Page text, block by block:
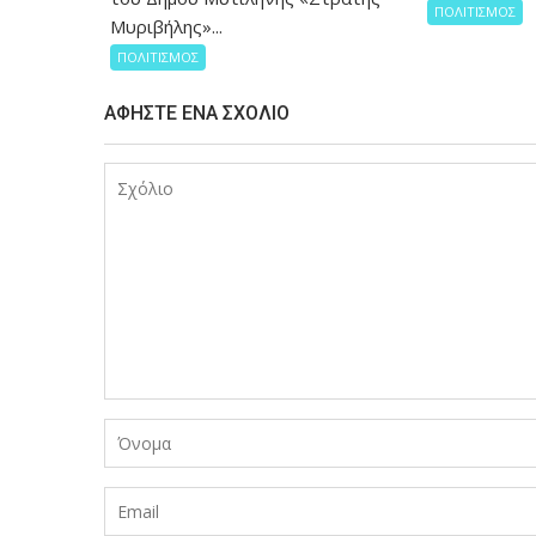
Μυριβήλης»...
ΠΟΛΙΤΙΣΜΟΣ
ΠΟΛΙΤΙΣΜΟΣ
ΑΦΉΣΤΕ ΈΝΑ ΣΧΌΛΙΟ